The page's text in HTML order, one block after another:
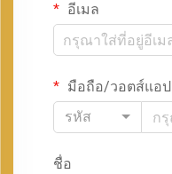
อีเมล
มือถือ/วอตส์แอป
รหัส
ชื่อ